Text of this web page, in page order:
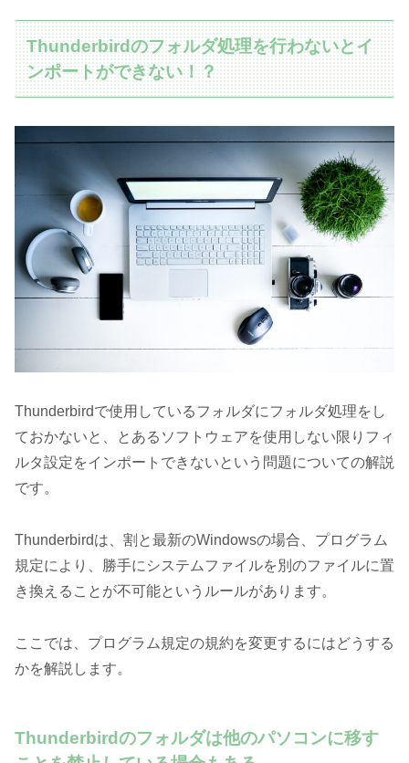
Thunderbirdのフォルダ処理を行わないとイ
ンポートができない！？
Thunderbirdで使用しているフォルダにフォルダ処理をし
ておかないと、とあるソフトウェアを使用しない限りフィ
ルタ設定をインポートできないという問題についての解説
です。
Thunderbirdは、割と最新のWindowsの場合、プログラム
規定により、勝手にシステムファイルを別のファイルに置
き換えることが不可能というルールがあります。
ここでは、プログラム規定の規約を変更するにはどうする
かを解説します。
Thunderbirdのフォルダは他のパソコンに移す